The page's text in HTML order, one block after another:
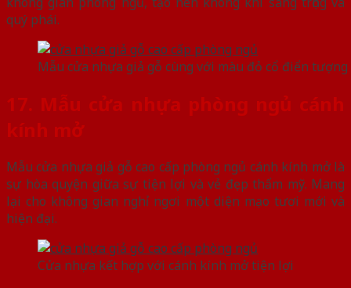
quý phái.
Mẫu cửa nhựa giả gỗ cùng với màu đỏ cổ điển
17. Mẫu cửa nhựa phòng ngủ cánh
kính mở
Mẫu cửa nhựa giả gỗ cao cấp phòng ngủ cánh kính mở là
sự hòa quyện giữa sự tiện lợi và vẻ đẹp thẩm mỹ. Mang
lại cho không gian nghỉ ngơi một diện mạo tươi mới và
hiện đại.
Cửa nhựa kết hợp với cánh kính mở tiện lợi